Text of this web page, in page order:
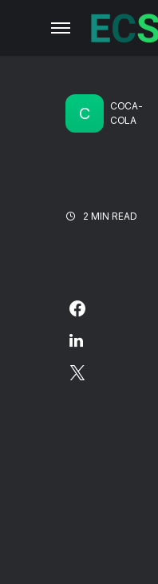
C
COCA-
COLA
2 MIN READ